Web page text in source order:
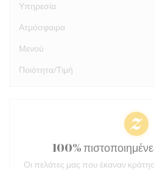
Υπηρεσία
Ατμόσφαιρα
Μενού
Ποιότητα/Τιμή
100%
Οι πελάτες μας που έκαναν